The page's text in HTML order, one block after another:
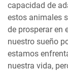
capacidad de
estos animales
de prosperar en
nuestro sueño
estamos
nuestra vida,